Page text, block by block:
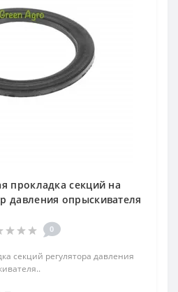
прокладка секций на
давления опрыскивателя
0
секций регулятора давления